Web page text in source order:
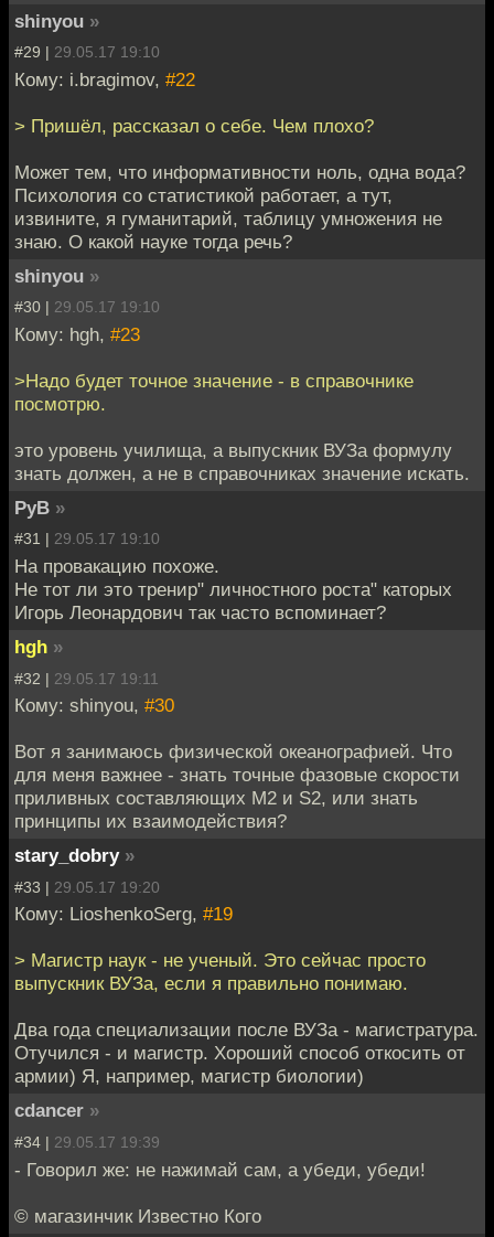
shinyou »
#29 | 29.05.17 19:10
Кому: i.bragimov, #22
> Пришёл, рассказал о себе. Чем плохо?
Может тем, что информативности ноль, одна вода?
Психология со статистикой работает, а тут,
извините, я гуманитарий, таблицу умножения не
знаю. О какой науке тогда речь?
shinyou »
#30 | 29.05.17 19:10
Кому: hgh, #23
>Надо будет точное значение - в справочнике
посмотрю.
это уровень училища, а выпускник ВУЗа формулу
знать должен, а не в справочниках значение искать.
РуВ »
#31 | 29.05.17 19:10
На провакацию похоже.
Не тот ли это тренир" личностного роста" каторых
Игорь Леонардович так часто вспоминает?
hgh »
#32 | 29.05.17 19:11
Кому: shinyou, #30
Вот я занимаюсь физической океанографией. Что
для меня важнее - знать точные фазовые скорости
приливных составляющих М2 и S2, или знать
принципы их взаимодействия?
stary_dobry »
#33 | 29.05.17 19:20
Кому: LioshenkoSerg, #19
> Магистр наук - не ученый. Это сейчас просто
выпускник ВУЗа, если я правильно понимаю.
Два года специализации после ВУЗа - магистратура.
Отучился - и магистр. Хороший способ откосить от
армии) Я, например, магистр биологии)
cdancer »
#34 | 29.05.17 19:39
- Говорил же: не нажимай сам, а убеди, убеди!
© магазинчик Известно Кого